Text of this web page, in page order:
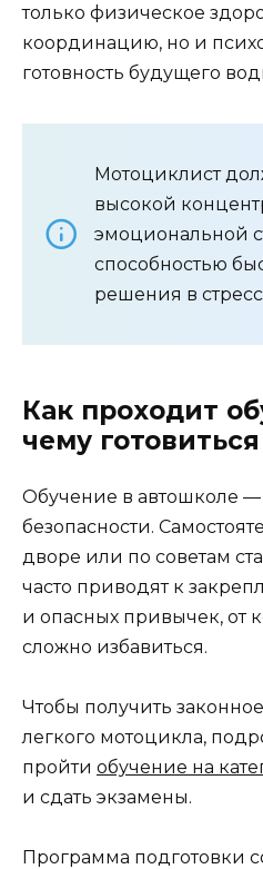
только физическое
координацию, но и
готовность будущего
Мотоциклист
высокой
эмоциональной
способностью
решения в
Как проходит
чему
Обучение в автошколе —
безопасности.
дворе или по советам
часто приводят к
и опасных привычек, от
сложно избавиться.
Чтобы получить
легкого мотоцикла,
пройти обучение на
и сдать экзамены.
Программа подготовки